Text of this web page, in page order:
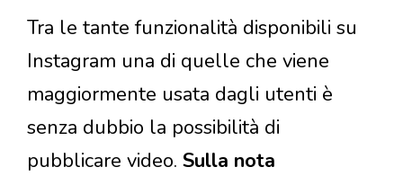
Tra le tante funzionalità disponibili su
Instagram una di quelle che viene
maggiormente usata dagli utenti è
senza dubbio la possibilità di
pubblicare video. Sulla nota